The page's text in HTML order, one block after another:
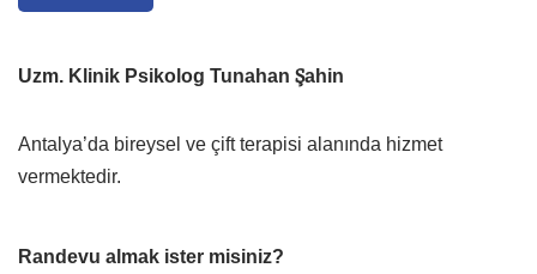
Uzm. Klinik Psikolog Tunahan Şahin
Antalya’da bireysel ve çift terapisi alanında hizmet
vermektedir.
Randevu almak ister misiniz?